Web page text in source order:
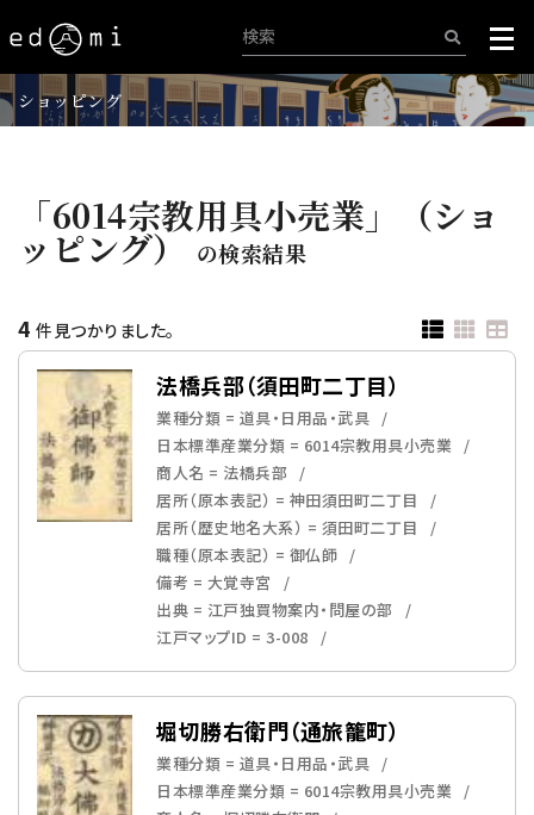
ショッピング
「6014宗教用具小売業」（ショ
ッピング） の検索結果
4 件見つかりました。
法橋兵部（須田町二丁目）
業種分類 = 道具・日用品・武具
日本標準産業分類 = 6014宗教用具小売業
商人名 = 法橋兵部
居所（原本表記） = 神田須田町二丁目
居所（歴史地名大系） = 須田町二丁目
職種（原本表記） = 御仏師
備考 = 大覚寺宮
出典 = 江戸独買物案内・問屋の部
江戸マップID = 3-008
堀切勝右衛門（通旅籠町）
業種分類 = 道具・日用品・武具
日本標準産業分類 = 6014宗教用具小売業